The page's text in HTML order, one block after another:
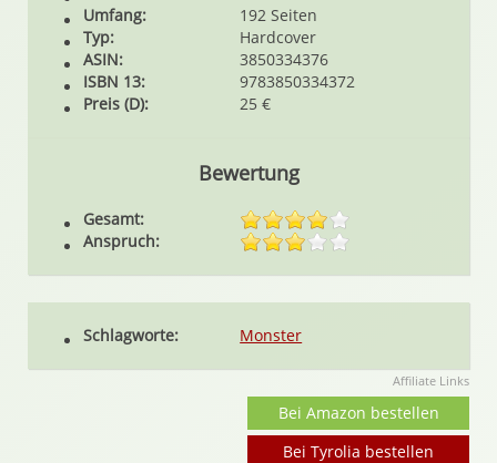
Umfang:
192 Seiten
Typ:
Hardcover
ASIN:
3850334376
ISBN 13:
9783850334372
Preis (D):
25 €
Bewertung
Gesamt:
Anspruch:
Schlagworte: Monster
Affiliate Links
Bei Amazon bestellen
Bei Tyrolia bestellen